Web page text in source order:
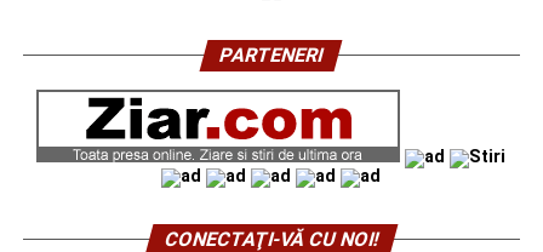
PARTENERI
CONECTAŢI-VĂ CU NOI!